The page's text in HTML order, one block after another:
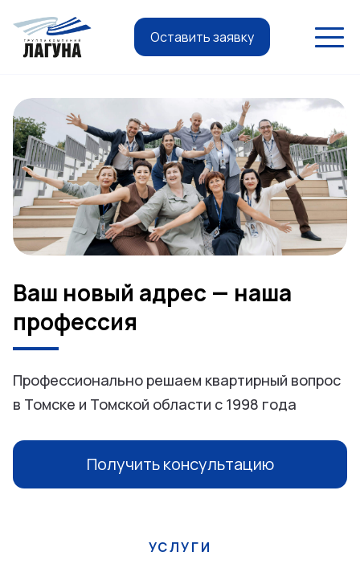
Оставить заявку
Ваш новый адрес — наша
профессия
Профессионально решаем квартирный вопрос
в Томске и Томской области с 1998 года
Получить консультацию
УСЛУГИ